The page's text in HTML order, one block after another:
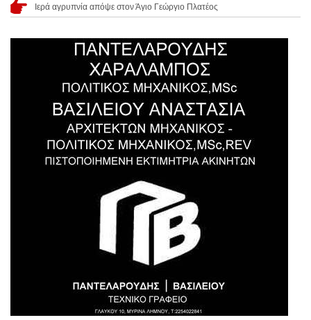
Ιερά αγρυπνία απόψε στον Άγιο Γεώργιο Πλατέος